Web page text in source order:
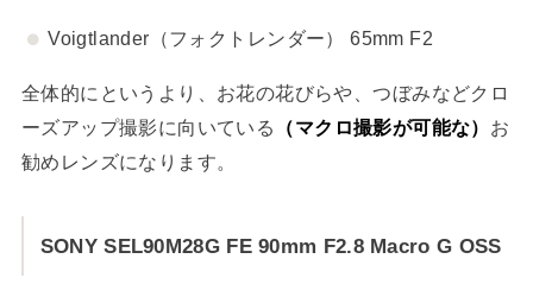
Voigtlander（フォクトレンダー） 65mm F2
全体的にというより、お花の花びらや、つぼみなどクロ
ーズアップ撮影に向いている
（マクロ撮影が可能な） お
勧めレンズになります。
SONY SEL90M28G FE 90mm F2.8 Macro G OSS